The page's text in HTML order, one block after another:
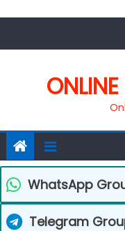
WhatsApp
Telegram